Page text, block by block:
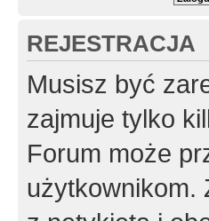
REJESTRACJA
Musisz być
zajmuje tylko
Forum może
użytkownikom.